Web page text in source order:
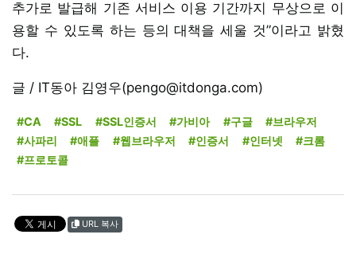
추가로 발급해 기존 서비스 이용 기간까지 무상으로 이
용할 수 있도록 하는 등의 대책을 세울 것”이라고 밝혔
다.
글 / IT동아 김영우(pengo@itdonga.com)
#CA #SSL #SSL인증서 #가비아 #구글
#브라우저
#사파리
#애플 #웹브라우저 #인증서 #인터넷
#크롬
#프로토콜
URL 복사